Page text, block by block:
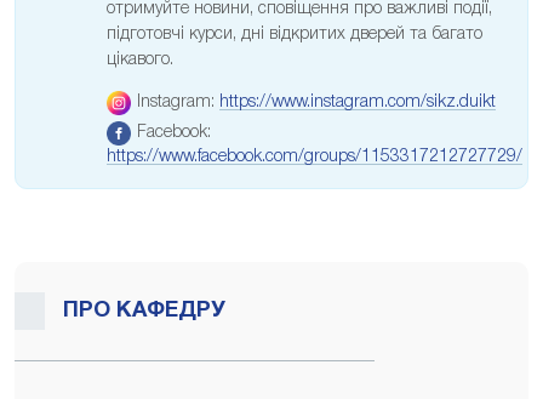
отримуйте новини, сповіщення про важливі події,
підготовчі курси, дні відкритих дверей та багато
цікавого.
Instagram: https://www.instagram.com/sikz.duikt
Facebook:
https://www.facebook.com/groups/1153317212727729/
ПРО КАФЕДРУ